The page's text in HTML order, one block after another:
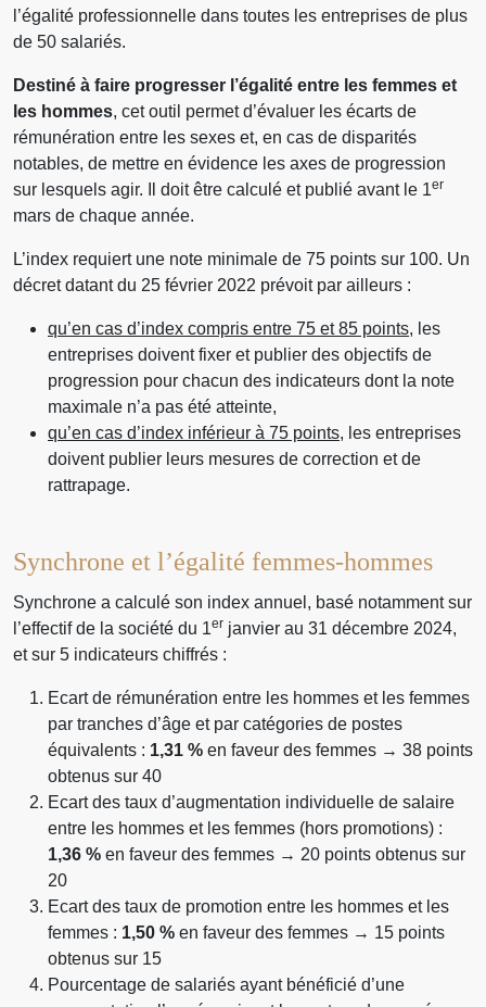
l’égalité professionnelle dans toutes les entreprises de plus
de 50 salariés.
Destiné à faire progresser l’égalité entre les femmes et
les hommes, cet outil permet d’évaluer les écarts de
rémunération entre les sexes et, en cas de disparités
notables, de mettre en évidence les axes de progression
sur lesquels agir. Il doit être calculé et publié avant le 1er
mars de chaque année.
L’index requiert une note minimale de 75 points sur 100. Un
décret datant du 25 février 2022 prévoit par ailleurs :
qu’en cas d’index compris entre 75 et 85 points, les
entreprises doivent fixer et publier des objectifs de
progression pour chacun des indicateurs dont la note
maximale n’a pas été atteinte,
qu’en cas d’index inférieur à 75 points, les entreprises
doivent publier leurs mesures de correction et de
rattrapage.
Synchrone et l’égalité femmes-hommes
Synchrone a calculé son index annuel, basé notamment sur
l’effectif de la société du 1er janvier au 31 décembre 2024,
et sur 5 indicateurs chiffrés :
Ecart de rémunération entre les hommes et les femmes
par tranches d’âge et par catégories de postes
équivalents : 1,31 % en faveur des femmes → 38 points
obtenus sur 40
Ecart des taux d’augmentation individuelle de salaire
entre les hommes et les femmes (hors promotions) :
1,36 % en faveur des femmes → 20 points obtenus sur
20
Ecart des taux de promotion entre les hommes et les
femmes : 1,50 % en faveur des femmes → 15 points
obtenus sur 15
Pourcentage de salariés ayant bénéficié d’une